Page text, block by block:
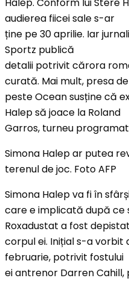
audierea fiicei sale s-ar
ține pe 30 aprilie. Iar
Sportz publică
detalii potrivit cărora
curată. Mai mult, presa de
peste Ocean susține că
Halep să joace la Roland
Garros, turneu
Simona Halep ar putea
terenul de joc. Foto AFP
Simona Halep va fi în
care e implicată după ce
Roxadustat a fost
corpul ei. Inițial s-a vorbit
februarie, potrivit fostului
ei antrenor Darren